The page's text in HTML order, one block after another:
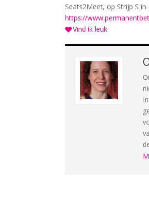
Seats2Meet, op Strijp S
https://
Vind ik leuk